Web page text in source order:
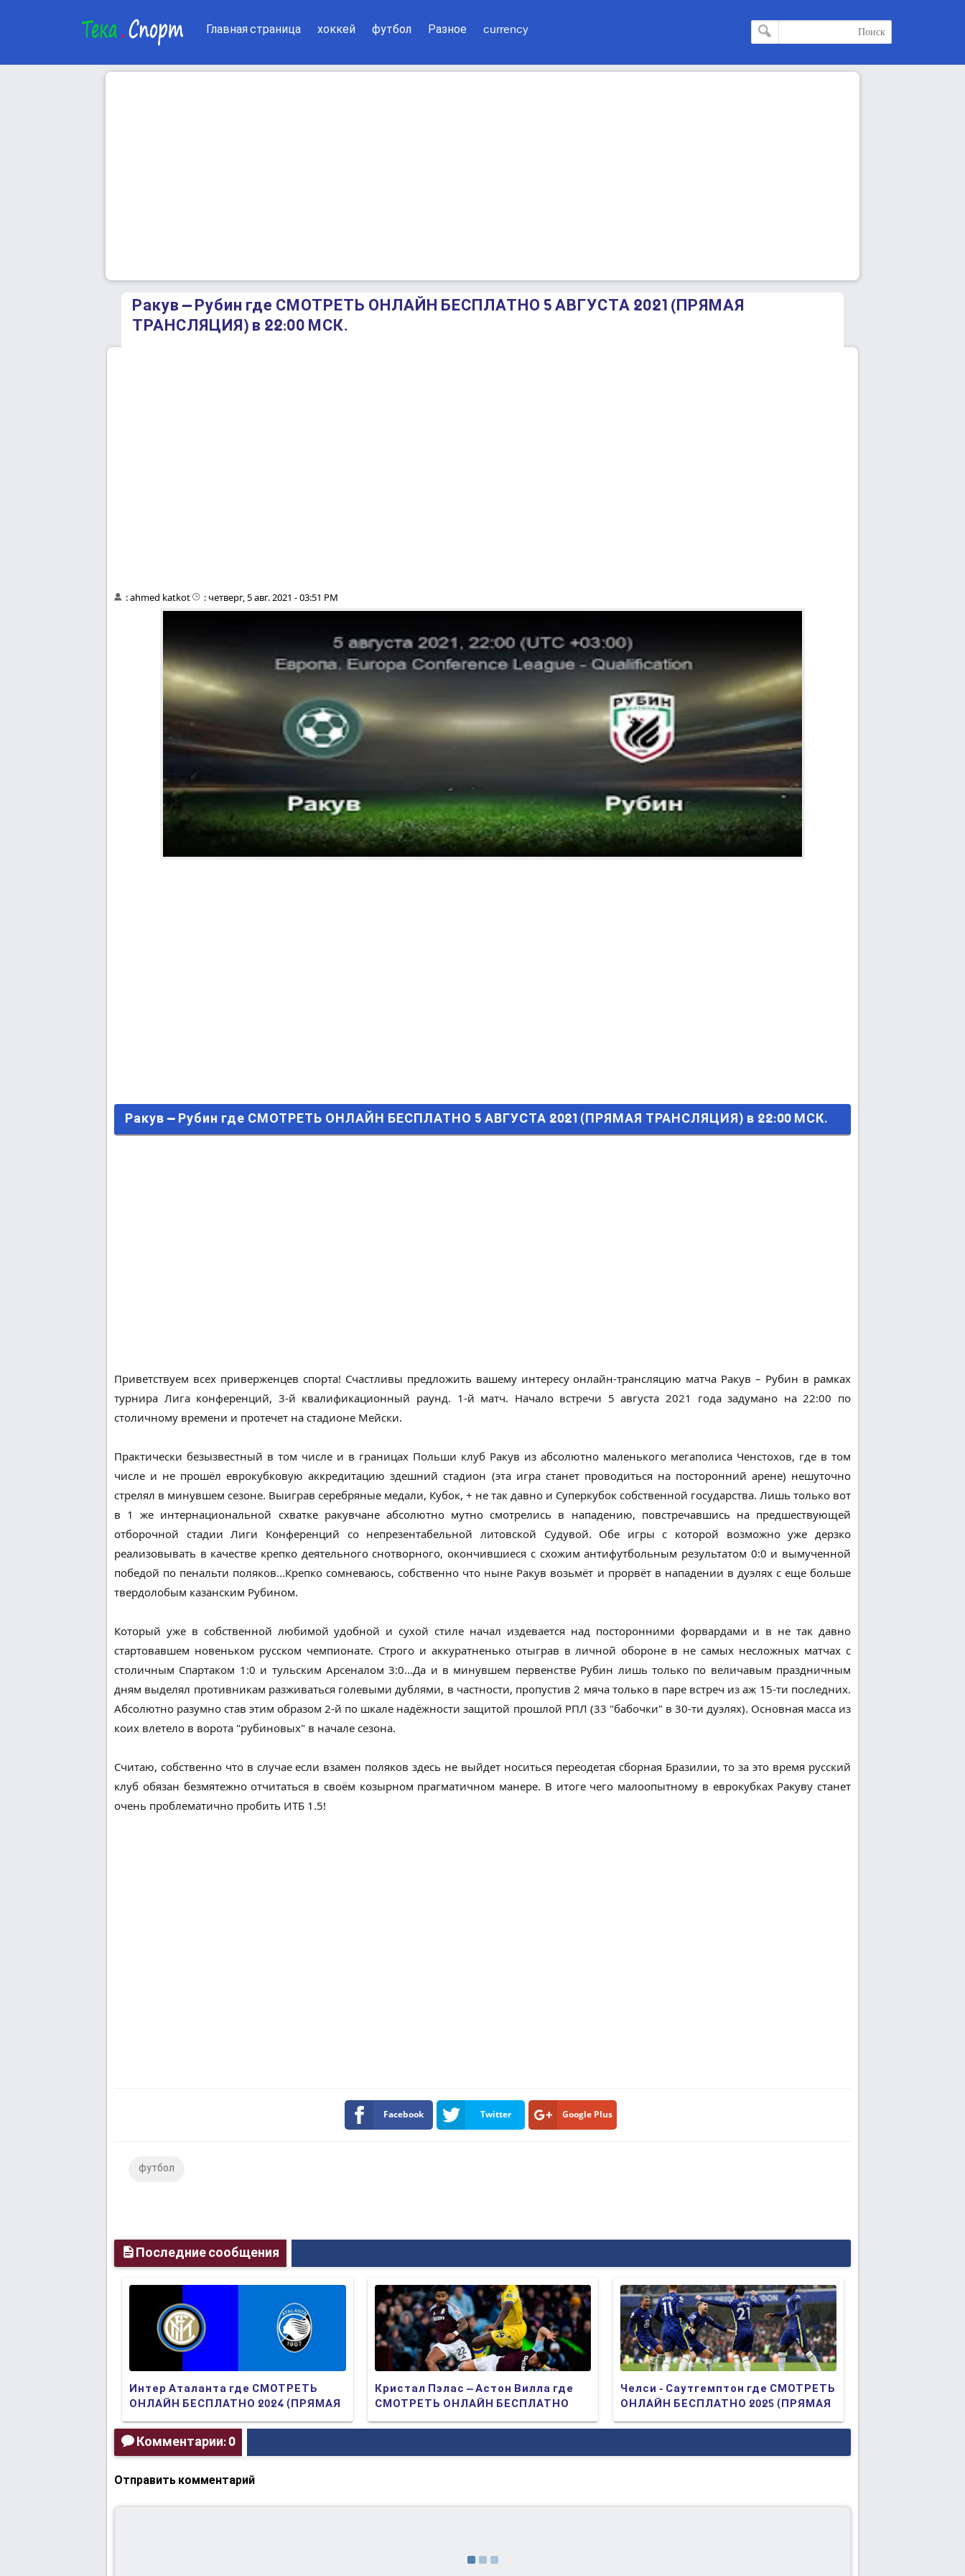
Главная страница хоккей футбол Разное currency
Ракув – Рубин где СМОТРЕТЬ ОНЛАЙН БЕСПЛАТНО 5 АВГУСТА 2021 (ПРЯМАЯ
ТРАНСЛЯЦИЯ) в 22:00 МСК.
:ahmed katkot : четверг, 5 авг. 2021 - 03:51 PM
Ракув – Рубин где СМОТРЕТЬ ОНЛАЙН БЕСПЛАТНО 5 АВГУСТА 2021 (ПРЯМАЯ ТРАНСЛЯЦИЯ) в 22:00 МСК.
Ракув – Рубин где СМОТРЕТЬ ОНЛАЙН БЕСПЛАТНО 5 АВГУСТА 2021 (ПРЯМАЯ ТРАНСЛЯЦИЯ) в 22:00 МСК.
Приветствуем всех приверженцев спорта! Счастливы предложить вашему интересу онлайн-трансляцию матча Ракув – Рубин в рамках
турнира Лига конференций, 3-й квалификационный раунд. 1-й матч. Начало встречи 5 августа 2021 года задумано на 22:00 по
столичному времени и протечет на стадионе Мейски.
Практически безызвестный в том числе и в границах Польши клуб Ракув из абсолютно маленького мегаполиса Ченстохов, где в том
числе и не прошёл еврокубковую аккредитацию здешний стадион (эта игра станет проводиться на посторонний арене) нешуточно
стрелял в минувшем сезоне. Выиграв серебряные медали, Кубок, + не так давно и Суперкубок собственной государства. Лишь только вот
в 1 же интернациональной схватке ракувчане абсолютно мутно смотрелись в нападению, повстречавшись на предшествующей
отборочной стадии Лиги Конференций со непрезентабельной литовской Судувой. Обе игры с которой возможно уже дерзко
реализовывать в качестве крепко деятельного снотворного, окончившиеся с схожим антифутбольным результатом 0:0 и вымученной
победой по пенальти поляков...Крепко сомневаюсь, собственно что ныне Ракув возьмёт и прорвёт в нападении в дуэлях с еще больше
твердолобым казанским Рубином.
Который уже в собственной любимой удобной и сухой стиле начал издевается над посторонними форвардами и в не так давно
стартовавшем новеньком русском чемпионате. Строго и аккуратненько отыграв в личной обороне в не самых несложных матчах с
столичным Спартаком 1:0 и тульским Арсеналом 3:0...Да и в минувшем первенстве Рубин лишь только по величавым праздничным
дням выделял противникам разживаться голевыми дублями, в частности, пропустив 2 мяча только в паре встреч из аж 15-ти последних.
Абсолютно разумно став этим образом 2-й по шкале надёжности защитой прошлой РПЛ (33 "бабочки" в 30-ти дуэлях). Основная масса из
коих влетело в ворота "рубиновых" в начале сезона.
Считаю, собственно что в случае если взамен поляков здесь не выйдет носиться переодетая сборная Бразилии, то за это время русский
клуб обязан безмятежно отчитаться в своём козырном прагматичном манере. В итоге чего малоопытному в еврокубках Ракуву станет
очень проблематично пробить ИТБ 1.5!
Facebook Twitter Google Plus
футбол
Последние сообщения
Челси - Саутгемптон где СМОТРЕТЬ
ОНЛАЙН БЕСПЛАТНО 2025 (ПРЯМАЯ
ТРАНСЛЯЦИЯ)
Кристал Пэлас – Астон Вилла где
СМОТРЕТЬ ОНЛАЙН БЕСПЛАТНО
2025 (ПРЯМАЯ ТРАНСЛЯЦИЯ)
Интер Аталанта где СМОТРЕТЬ
ОНЛАЙН БЕСПЛАТНО 2024 (ПРЯМАЯ
ТРАНСЛЯЦИЯ)
Комментарии: 0
Отправить комментарий